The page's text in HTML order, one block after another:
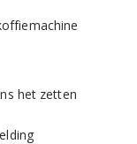
het zetten